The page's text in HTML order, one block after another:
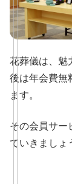
花葬儀は、魅
後は年会費無
ます。
その会員サー
ていきましょ